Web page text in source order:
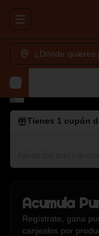
Abrir menu de
¿Dónde quieres
Tienes 1 cupón
Acumula
Regístrate, gana
canjealos por